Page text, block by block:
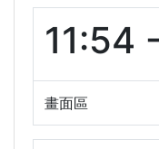
11:54
畫面區